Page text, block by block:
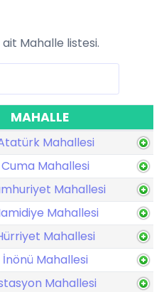
Mahalle listesi.
MAHALLE
Mahallesi
Cuma Mahallesi
Mahallesi
Mahallesi
Mahallesi
İnönü Mahallesi
Mahallesi